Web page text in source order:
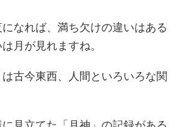
なれば、満ち欠けの違いはある
月が見れますね。
古今東西、人間といろいろな関